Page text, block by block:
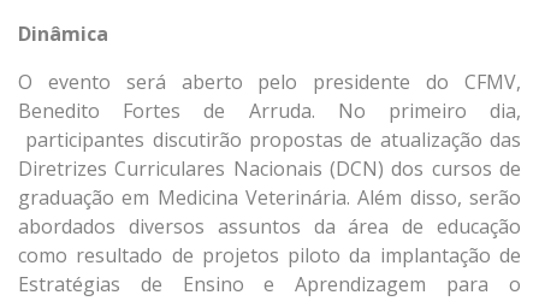
Dinâmica
O evento será aberto pelo presidente do CFMV,
Benedito Fortes de Arruda. No primeiro dia,
participantes discutirão propostas de atualização das
Diretrizes Curriculares Nacionais (DCN) dos cursos de
graduação em Medicina Veterinária. Além disso, serão
abordados diversos assuntos da área de educação
como resultado de projetos piloto da implantação de
Estratégias de Ensino e Aprendizagem para o